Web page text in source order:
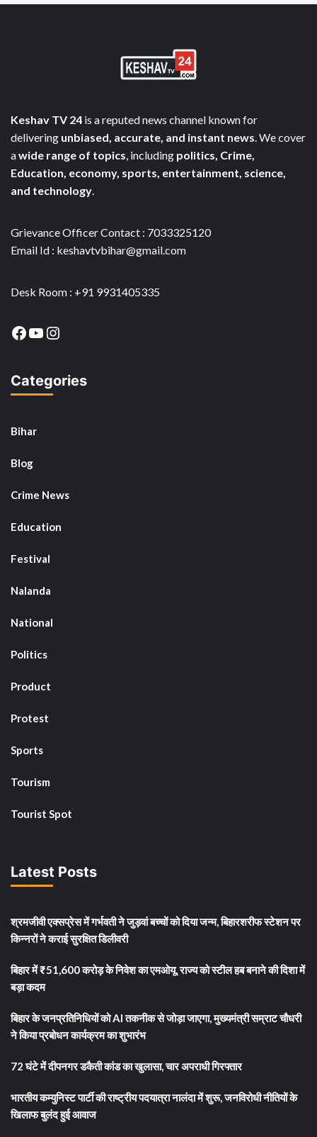
Keshav TV 24 is a reputed news channel known for
delivering unbiased, accurate, and instant news. We cover
awide range of topics, including politics, Crime,
Education, economy, sports, entertainment, science,
and technology.
Grievance Officer Contact : 7033325120
Email Id : keshavtvbihar@gmail.com
Desk Room : +91 9931405335
Facebook
YouTube
Instagram
Categories
Bihar
Blog
Crime News
Education
Festival
Nalanda
National
Politics
Product
Protest
Sports
Tourism
Tourist Spot
Latest Posts
श्रमजीवी एक्सप्रेस में गर्भवती ने जुड़वां बच्चों को दिया जन्म, बिहारशरीफ स्टेशन पर
किन्नरों ने कराई सुरक्षित डिलीवरी
बिहार में ₹51,600 करोड़ के निवेश का एमओयू, राज्य को स्टील हब बनाने की दिशा में
बड़ा कदम
बिहार के जनप्रतिनिधियों को AI तकनीक से जोड़ा जाएगा, मुख्यमंत्री सम्राट चौधरी
ने किया प्रबोधन कार्यक्रम का शुभारंभ
72 घंटे में दीपनगर डकैती कांड का खुलासा, चार अपराधी गिरफ्तार
भारतीय कम्युनिस्ट पार्टी की राष्ट्रीय पदयात्रा नालंदा में शुरू, जनविरोधी नीतियों के
खिलाफ बुलंद हुई आवाज